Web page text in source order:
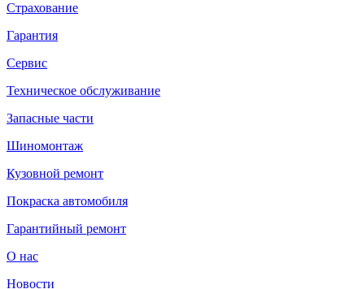
Страхование
Гарантия
Сервис
Техническое обслуживание
Запасные части
Шиномонтаж
Кузовной ремонт
Покраска автомобиля
Гарантийный ремонт
О нас
Новости